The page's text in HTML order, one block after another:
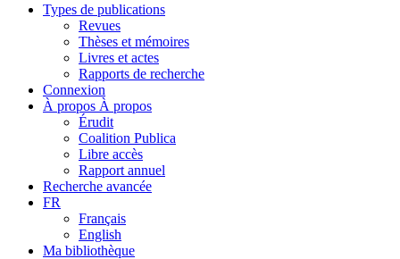
Types de publications
Revues
Thèses et mémoires
Livres et actes
Rapports de recherche
Connexion
À propos À propos
Érudit
Coalition Publica
Libre accès
Rapport annuel
Recherche avancée
FR
Français
English
Ma bibliothèque